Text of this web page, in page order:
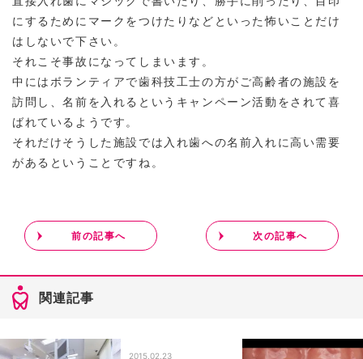
にするためにマークをつけたりなどといった怖いことだけ
はしないで下さい。
それこそ事故になってしまいます。
中にはボランティアで歯科技工士の方がご高齢者の施設を
訪問し、名前を入れるというキャンペーン活動をされて喜
ばれているようです。
それだけそうした施設では入れ歯への名前入れに高い需要
があるということですね。
前の記事へ 次の記事へ
関連記事
2015.02.23